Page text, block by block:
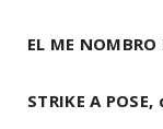
EL ME
STRIKE A